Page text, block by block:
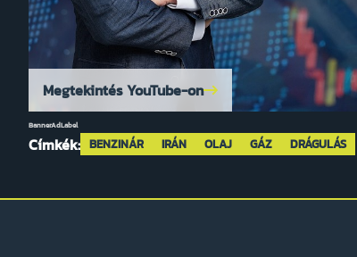
Megtekintés YouTube-on
BannerAdLabel
Címkék: BENZINÁR IRÁN OLAJ GÁZ DRÁGULÁS